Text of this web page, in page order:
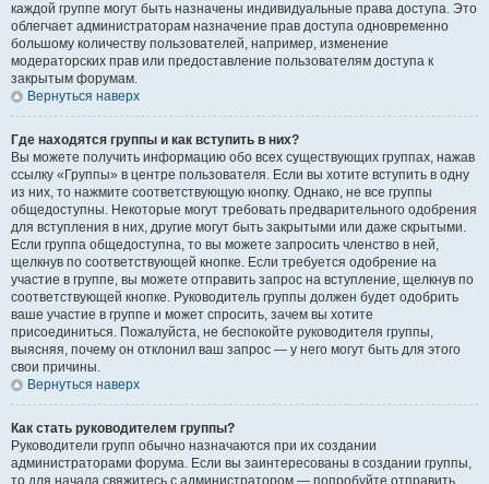
каждой группе могут быть назначены индивидуальные права доступа. Это
облегчает администраторам назначение прав доступа одновременно
большому количеству пользователей, например, изменение
модераторских прав или предоставление пользователям доступа к
закрытым форумам.
Вернуться наверх
Где находятся группы и как вступить в них?
Вы можете получить информацию обо всех существующих группах, нажав
ссылку «Группы» в центре пользователя. Если вы хотите вступить в одну
из них, то нажмите соответствующую кнопку. Однако, не все группы
общедоступны. Некоторые могут требовать предварительного одобрения
для вступления в них, другие могут быть закрытыми или даже скрытыми.
Если группа общедоступна, то вы можете запросить членство в ней,
щелкнув по соответствующей кнопке. Если требуется одобрение на
участие в группе, вы можете отправить запрос на вступление, щелкнув по
соответствующей кнопке. Руководитель группы должен будет одобрить
ваше участие в группе и может спросить, зачем вы хотите
присоединиться. Пожалуйста, не беспокойте руководителя группы,
выясняя, почему он отклонил ваш запрос — у него могут быть для этого
свои причины.
Вернуться наверх
Как стать руководителем группы?
Руководители групп обычно назначаются при их создании
администраторами форума. Если вы заинтересованы в создании группы,
то для начала свяжитесь с администратором — попробуйте отправить